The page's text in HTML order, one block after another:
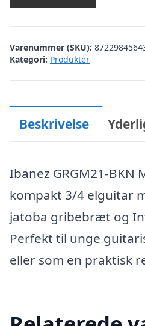
Varenummer (SKU):
Kategori: Produkter
Beskrivelse
Ibanez GRGM21-BKN
kompakt 3/4 elguitar
jatoba gribebræt og
Perfekt til unge
eller som en praktisk